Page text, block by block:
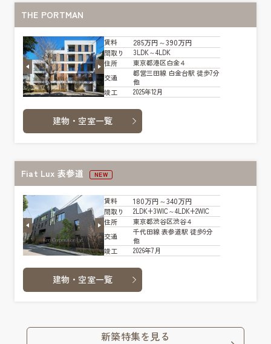
THE PORTMAN
賃料 285万円～390万円
間取り
3LDK～4LDK
住所
東京都港区白金４
交通
都営三田線 白金台駅 徒歩7分
他
竣工
2025年12月
建物・空室一覧
Fiat Lux 表参道 NEW
賃料 180万円～340万円
間取り
2LDK+3WIC～4LDK+2WIC
住所
東京都渋谷区渋谷４
交通
千代田線 表参道駅 徒歩9分
他
竣工
2026年7月
建物・空室一覧
新築特集を見る